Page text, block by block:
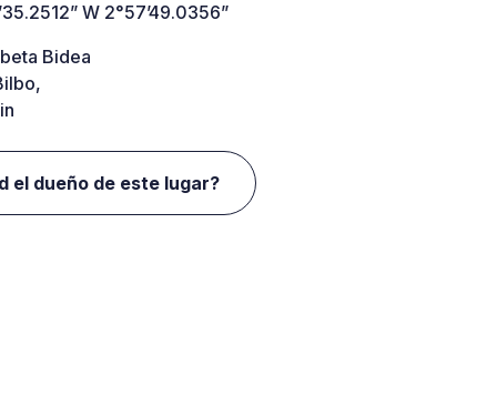
W 2°57’49.0356”
Bidea
el dueño de este lugar?